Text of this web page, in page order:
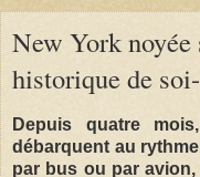
New York noyée
historique de
Depuis quatre
débarquent au
par bus ou par